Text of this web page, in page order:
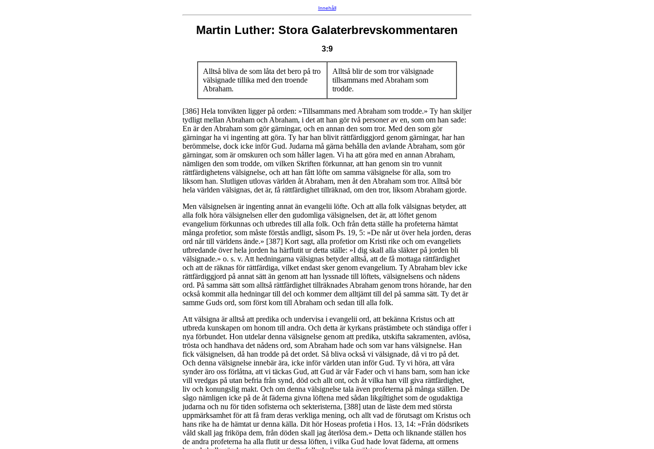
Innehåll
Martin Luther: Stora Galaterbrevskommentaren
3:9
Alltså bliva de som låta det bero på tro
välsignade tillika med den troende
Abraham.
Alltså blir de som tror välsignade
tillsammans med Abraham som
trodde.
[386] Hela tonvikten ligger på orden: »Tillsammans med Abraham som trodde.» Ty han skiljer
tydligt mellan Abraham och Abraham, i det att han gör två personer av en, som om han sade:
En är den Abraham som gör gärningar, och en annan den som tror. Med den som gör
gärningar ha vi ingenting att göra. Ty har han blivit rättfärdiggjord genom gärningar, har han
berömmelse, dock icke inför Gud. Judarna må gärna behålla den avlande Abraham, som gör
gärningar, som är omskuren och som håller lagen. Vi ha att göra med en annan Abraham,
nämligen den som trodde, om vilken Skriften förkunnar, att han genom sin tro vunnit
rättfärdighetens välsignelse, och att han fått löfte om samma välsignelse för alla, som tro
liksom han. Slutligen utlovas världen åt Abraham, men åt den Abraham som tror. Alltså bör
hela världen välsignas, det är, få rättfärdighet tillräknad, om den tror, liksom Abraham gjorde.
Men välsignelsen är ingenting annat än evangelii löfte. Och att alla folk välsignas betyder, att
alla folk höra välsignelsen eller den gudomliga välsignelsen, det är, att löftet genom
evangelium förkunnas och utbredes till alla folk. Och från detta ställe ha profeterna hämtat
många profetior, som måste förstås andligt, såsom Ps. 19, 5: »De når ut över hela jorden, deras
ord når till världens ände.» [387] Kort sagt, alla profetior om Kristi rike och om evangeliets
utbredande över hela jorden ha härflutit ur detta ställe: »I dig skall alla släkter på jorden bli
välsignade.» o. s. v. Att hedningarna välsignas betyder alltså, att de få mottaga rättfärdighet
och att de räknas för rättfärdiga, vilket endast sker genom evangelium. Ty Abraham blev icke
rättfärdiggjord på annat sätt än genom att han lyssnade till löftets, välsignelsens och nådens
ord. På samma sätt som alltså rättfärdighet tillräknades Abraham genom trons hörande, har den
också kommit alla hedningar till del och kommer dem alltjämt till del på samma sätt. Ty det är
samme Guds ord, som först kom till Abraham och sedan till alla folk.
Att välsigna är alltså att predika och undervisa i evangelii ord, att bekänna Kristus och att
utbreda kunskapen om honom till andra. Och detta är kyrkans prästämbete och ständiga offer i
nya förbundet. Hon utdelar denna välsignelse genom att predika, utskifta sakramenten, avlösa,
trösta och handhava det nådens ord, som Abraham hade och som var hans välsignelse. Han
fick välsignelsen, då han trodde på det ordet. Så bliva också vi välsignade, då vi tro på det.
Och denna välsignelse innebär ära, icke inför världen utan inför Gud. Ty vi höra, att våra
synder äro oss förlåtna, att vi täckas Gud, att Gud är vår Fader och vi hans barn, som han icke
vill vredgas på utan befria från synd, död och allt ont, och åt vilka han vill giva rättfärdighet,
liv och konungslig makt. Och om denna välsignelse tala även profeterna på många ställen. De
sågo nämligen icke på de åt fäderna givna löftena med sådan likgiltighet som de ogudaktiga
judarna och nu för tiden sofisterna och sekteristerna, [388] utan de läste dem med största
uppmärksamhet för att få fram deras verkliga mening, och allt vad de förutsagt om Kristus och
hans rike ha de hämtat ur denna källa. Dit hör Hoseas profetia i Hos. 13, 14: »Från dödsrikets
våld skall jag friköpa dem, från döden skall jag återlösa dem.» Detta och liknande ställen hos
de andra profeterna ha alla flutit ur dessa löften, i vilka Gud hade lovat fäderna, att ormens